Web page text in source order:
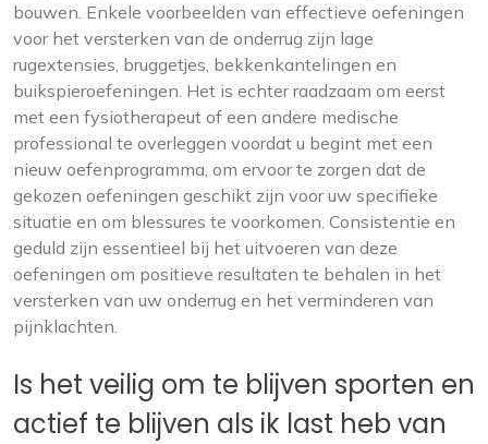
bouwen. Enkele voorbeelden van effectieve oefeningen
voor het versterken van de onderrug zijn lage
rugextensies, bruggetjes, bekkenkantelingen en
buikspieroefeningen. Het is echter raadzaam om eerst
met een fysiotherapeut of een andere medische
professional te overleggen voordat u begint met een
nieuw oefenprogramma, om ervoor te zorgen dat de
gekozen oefeningen geschikt zijn voor uw specifieke
situatie en om blessures te voorkomen. Consistentie en
geduld zijn essentieel bij het uitvoeren van deze
oefeningen om positieve resultaten te behalen in het
versterken van uw onderrug en het verminderen van
pijnklachten.
Is het veilig om te blijven sporten en
actief te blijven als ik last heb van